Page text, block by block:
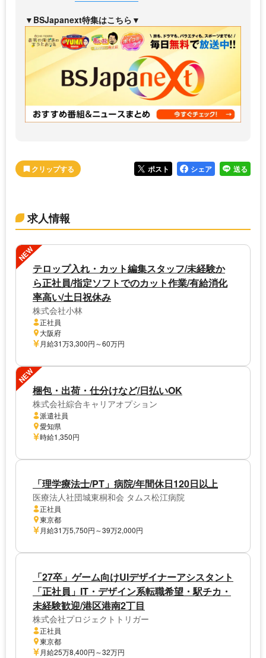
▼BSJapanext特集はこちら▼
ポスト シェア 送る
求人情報
NEW
テロップ入れ・カット編集スタッフ/未経験か
ら正社員/指定ソフトでのカット作業/有給消化
率高い/土日祝休み
株式会社小林
正社員
大阪府
月給31万3,300円～60万円
NEW
梱包・出荷・仕分けなど/日払いOK
株式会社綜合キャリアオプション
派遣社員
愛知県
時給1,350円
「理学療法士/PT」病院/年間休日120日以上
医療法人社団城東桐和会 タムス松江病院
正社員
東京都
月給31万5,750円～39万2,000円
「27卒」ゲーム向けUIデザイナーアシスタント
「正社員」IT・デザイン系転職希望・駅チカ・
未経験歓迎/港区港南2丁目
株式会社プロジェクトトリガー
正社員
東京都
月給25万8,400円～32万円